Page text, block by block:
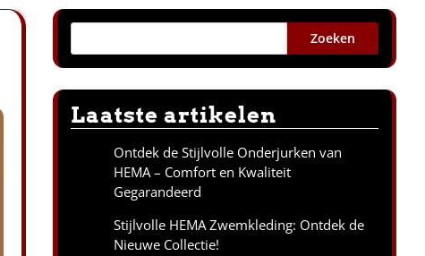
Zoeken
Laatste artikelen
Ontdek de Stijlvolle Onderjurken van
HEMA – Comfort en Kwaliteit
Gegarandeerd
Stijlvolle HEMA Zwemkleding: Ontdek de
Nieuwe Collectie!